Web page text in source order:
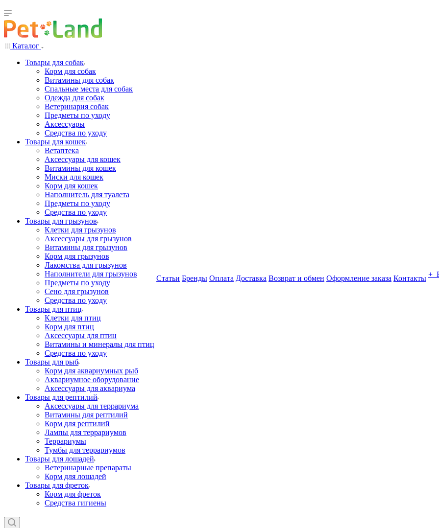
Каталог
Товары для собак
Корм для собак
Витамины для собак
Спальные места для собак
Одежда для собак
Ветеринария собак
Предметы по уходу
Аксессуары
Средства по уходу
Товары для кошек
Ветаптека
Аксессуары для кошек
Витамины для кошек
Миски для кошек
Корм для кошек
Наполнитель для туалета
Предметы по уходу
Средства по уходу
Товары для грызунов
Клетки для грызунов
Аксессуары для грызунов
Витамины для грызунов
Корм для грызунов
Лакомства для грызунов
Наполнители для грызунов
Предметы по уходу
Сено для грызунов
Средства по уходу
Товары для птиц
Клетки для птиц
Корм для птиц
Аксессуары для птиц
Витамины и минералы для птиц
Средства по уходу
Товары для рыб
Корм для аквариумных рыб
Аквариумное оборудование
Аксессуары для аквариума
Товары для рептилий
Аксессуары для террариума
Витамины для рептилий
Корм для рептилий
Лампы для террариумов
Террариумы
Тумбы для террариумов
Товары для лошадей
Ветеринарные препараты
Корм для лошадей
Товары для фреток
Корм для фреток
Средства гигиены
Статьи Бренды Оплата Доставка Возврат и обмен Оформление заказа Контакты +